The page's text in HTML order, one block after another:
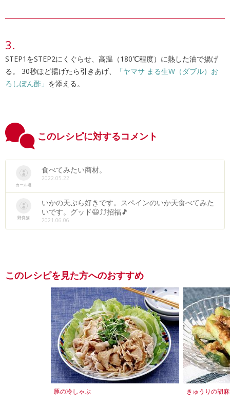
STEP1をSTEP2にくぐらせ、高温（180℃程度）に熱した油で揚げ
る。 30秒ほど揚げたら引きあげ、
「ヤマサ まる生W（ダブル）お
ろしぽん酢」 を添える。
このレシピに対するコメント
カール君
食べてみたい商材。
2022.05.22
野良猫
いかの天ぷら好きです。スペインのいか天食べてみた
いです。グッド😃⤴⤴招福🎵
2021.06.06
このレシピを見た方へのおすすめ
豚の冷しゃぶ きゅうりの胡